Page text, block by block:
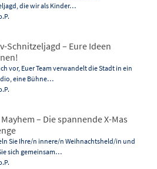
die wir als Kinder…
Schnitzeljagd – Eure Ideen
vor, Euer Team verwandelt die Stadt in ein
eine Bühne…
– Die spannende X-Mas
Sie Ihre/n innere/n Weihnachtsheld/in und
sich gemeinsam…